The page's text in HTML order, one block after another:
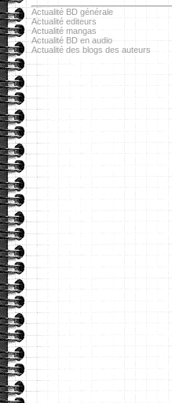
Actualité BD générale
Actualité editeurs
Actualité mangas
Actualité BD en audio
Actualité des blogs des auteurs